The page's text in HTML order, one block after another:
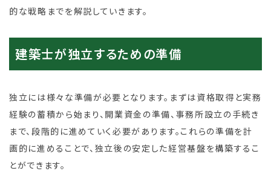
的な戦略までを解説していきます。
建築士が独立するための準備
独立には様々な準備が必要となります。まずは資格取得と実務
経験の蓄積から始まり、開業資金の準備、事務所設立の手続き
まで、段階的に進めていく必要があります。これらの準備を計
画的に進めることで、独立後の安定した経営基盤を構築するこ
とができます。